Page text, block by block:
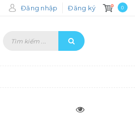
0
Đăng nhập Đăng ký